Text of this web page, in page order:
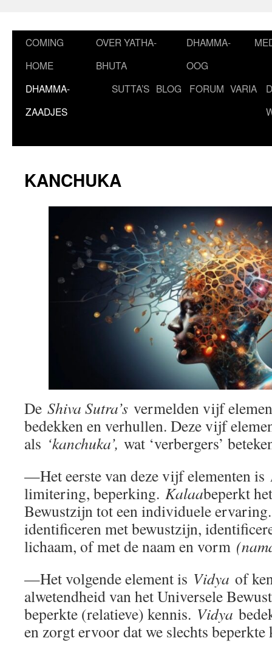
COMING
HOME
OVER YATHA-
BHUTA
DHAMMA-
OOG
DHAMMA-
ZAADJES
SUTTA’S BLOG FORUM VARIA
KANCHUKA
De Shiva Sutra’s vermelden vijf
bedekken en verhullen. Deze vijf
als ‘kanchuka’, wat ‘verbergers’
—Het eerste van deze vijf elementen is
limitering, beperking. Kalaabeperkt
Bewustzijn tot een individuele
identificeren met bewustzijn,
lichaam, of met de naam en vorm
—Het volgende element is Vidya of
alwetendheid van het Universele
beperkte (relatieve) kennis. Vidya
en zorgt ervoor dat we slechts beperkte